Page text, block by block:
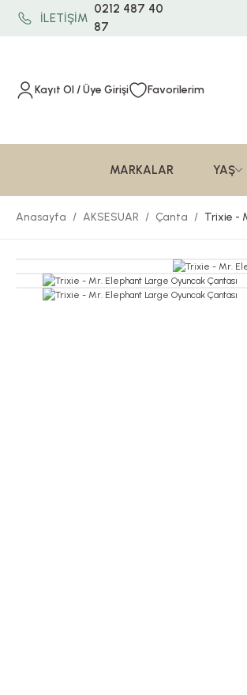
İLETİŞİM
0212 487 40
87
Kayıt Ol / Üye Girişi Favorilerim
MARKALAR YAŞ
Anasayfa AKSESUAR Çanta Trixie -